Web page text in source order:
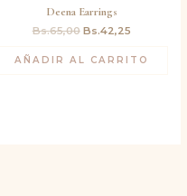
Deena Earrings
Bs.65,00
Bs.65,00.
Bs.42,25
AÑADIR AL CARRITO